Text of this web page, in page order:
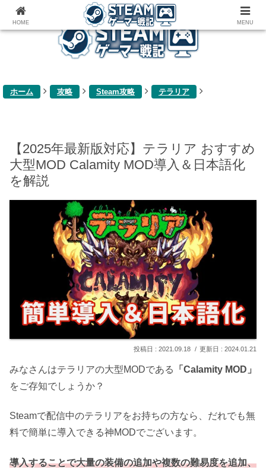
ゲーム関連雑記ブログ
ホーム 攻略 Steam攻略 テラリア
【2025年最新版対応】テラリア おすすめ
大型MOD Calamity MOD導入＆日本語化
を解説
2021.09.18 2024.01.21
みなさんはテラリアの大型MODである
「Calamity MOD」
をご存知でしょうか？
Steamで配信中のテラリアをお持ちの方なら、だれでも無
料で簡単に導入できる神MODでございます。
導入することで大量の装備の追加や複数の難易度を追加、
HOME MENU